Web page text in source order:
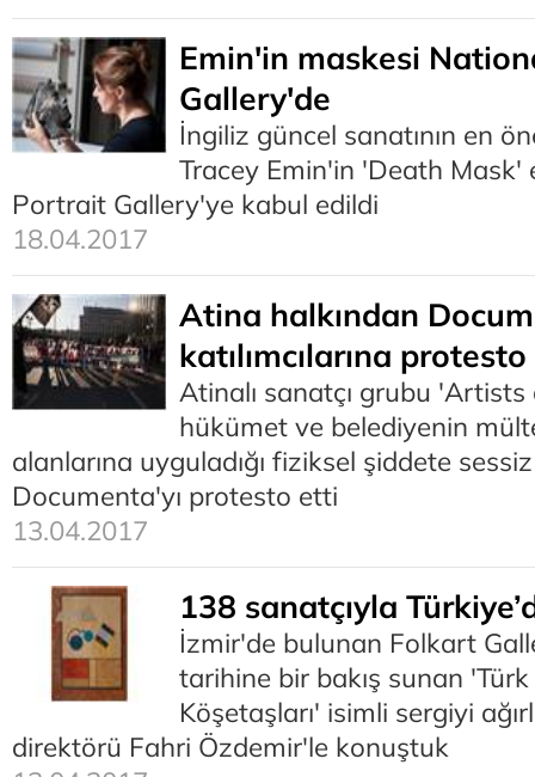
Emin'in maskesi
Gallery'de
İngiliz güncel sanatının en
Tracey Emin'in 'Death Mask'
Portrait Gallery'ye kabul edildi
18.04.2017
Atina halkından
katılımcılarına protesto
Atinalı sanatçı grubu
hükümet ve belediyenin
alanlarına uyguladığı fiziksel şiddete
Documenta'yı protesto etti
13.04.2017
138 sanatçıyla
İzmir'de bulunan Folkart
tarihine bir bakış sunan
Köşetaşları' isimli sergiyi
direktörü Fahri Özdemir'le konuştuk